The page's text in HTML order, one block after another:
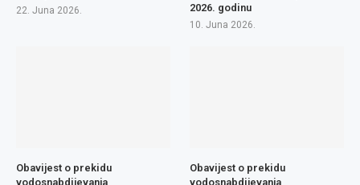
22. Juna 2026.
2026. godinu
10. Juna 2026.
Obavijest o prekidu
vodosnabdijevanja
Obavijest o prekidu
vodosnabdijevanja